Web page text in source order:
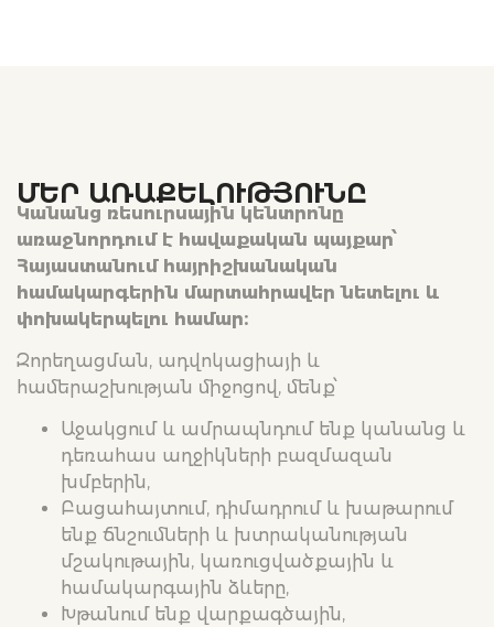
ՄԵՐ ԱՌԱՔԵԼՈՒԹՅՈՒՆԸ
Կանանց ռեսուրսային կենտրոնը
առաջնորդում է հավաքական պայքար՝
Հայաստանում հայրիշխանական
համակարգերին մարտահրավեր նետելու և
փոխակերպելու համար։
Զորեղացման, ադվոկացիայի և
համերաշխության միջոցով, մենք՝
Աջակցում և ամրապնդում ենք կանանց և
դեռահաս աղջիկների բազմազան
խմբերին,
Բացահայտում, դիմադրում և խաթարում
ենք ճնշումների և խտրականության
մշակութային, կառուցվածքային և
համակարգային ձևերը,
Խթանում ենք վարքագծային,